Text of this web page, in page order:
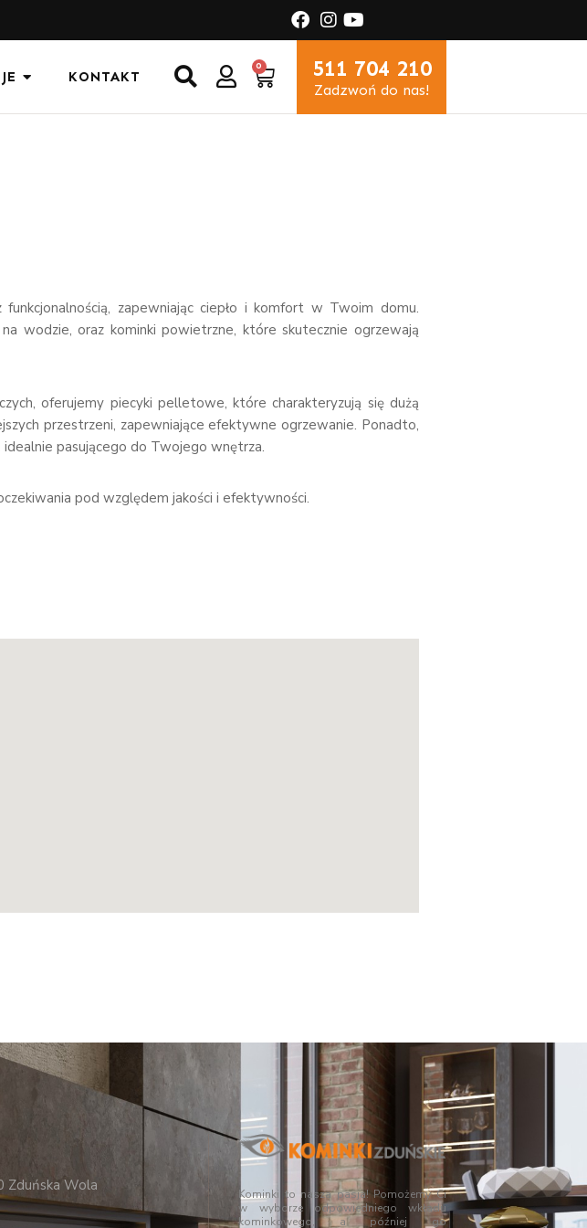
KONTAKT
0 511 704 210
Zadzwoń do nas!
zapewniając ciepło i komfort w Twoim domu.
wodzie, oraz kominki powietrzne, które skutecznie ogrzewają
oferujemy piecyki pelletowe, które charakteryzują się dużą
przestrzeni, zapewniające efektywne ogrzewanie. Ponadto,
pasującego do Twojego wnętrza.
pod względem jakości i efektywności.
Zduńska Wola
Kominki to nasza pasja! Pomożemy Ci
w wyborze odpowiedniego wkładu
kominkowego, a później go